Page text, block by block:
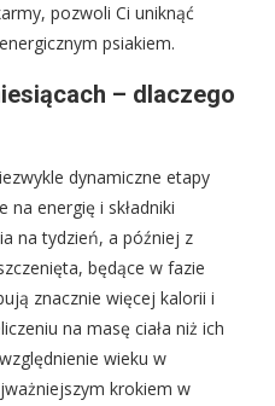
pozwoli Ci uniknąć
psiakiem.
– dlaczego
dynamiczne etapy
energię i składniki
na tydzień, a później z
będące w fazie
znacznie więcej kalorii i
na masę ciała niż ich
wieku w
krokiem w